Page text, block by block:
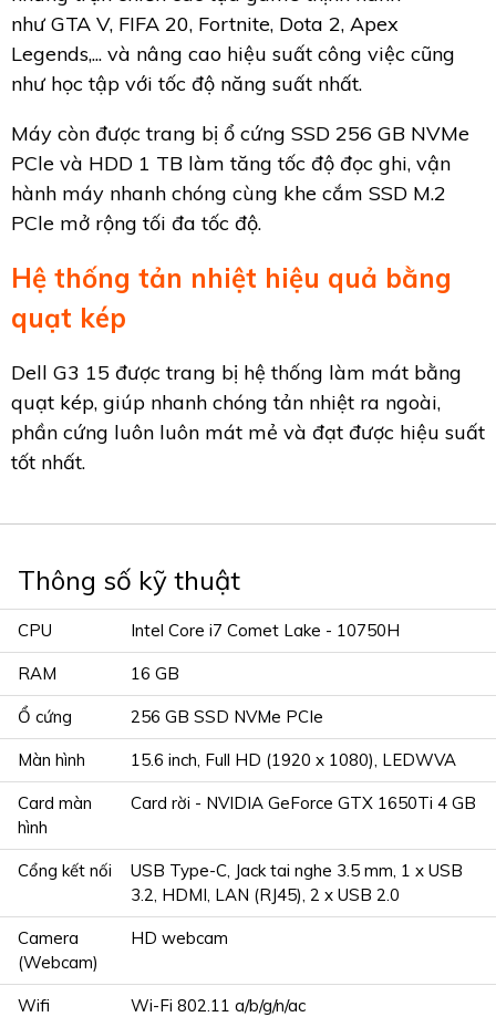
như GTA V, FIFA 20, Fortnite, Dota 2, Apex
Legends,... và nâng cao hiệu suất công việc cũng
như học tập với tốc độ năng suất nhất.
Máy còn được trang bị ổ cứng SSD 256 GB NVMe
PCle và HDD 1 TB làm tăng tốc độ đọc ghi, vận
hành máy nhanh chóng cùng khe cắm SSD M.2
PCle mở rộng tối đa tốc độ.
Hệ thống tản nhiệt hiệu quả bằng
quạt kép
Dell G3 15 được trang bị hệ thống làm mát bằng
quạt kép, giúp nhanh chóng tản nhiệt ra ngoài,
phần cứng luôn luôn mát mẻ và đạt được hiệu suất
tốt nhất.
Thông số kỹ thuật
CPU Intel Core i7 Comet Lake - 10750H
RAM 16 GB
Ổ cứng 256 GB SSD NVMe PCIe
Màn hình 15.6 inch, Full HD (1920 x 1080), LEDWVA
Card màn
hình
Card rời - NVIDIA GeForce GTX 1650Ti 4 GB
Cổng kết nối
USB Type-C, Jack tai nghe 3.5 mm, 1 x USB
3.2, HDMI, LAN (RJ45), 2 x USB 2.0
Camera
(Webcam)
HD webcam
Wifi Wi-Fi 802.11 a/b/g/n/ac